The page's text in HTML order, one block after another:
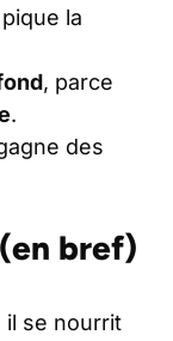
la
, parce
.
des
bref)
il se nourrit